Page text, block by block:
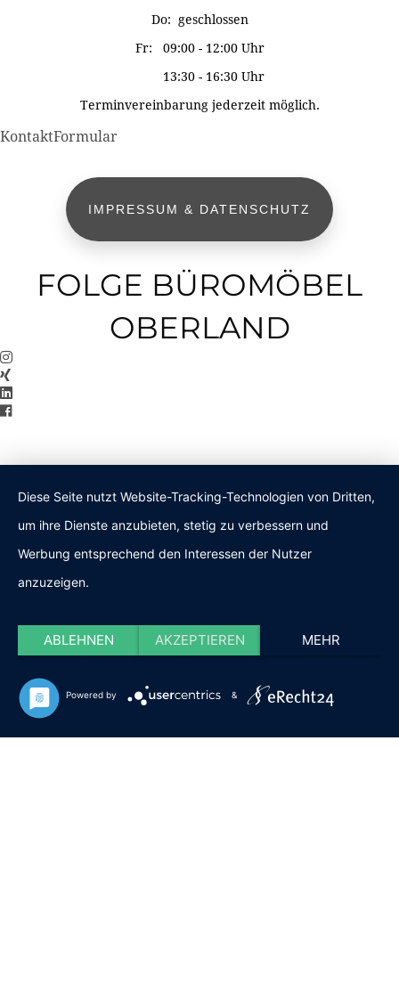
Do: geschlossen
Fr: 09:00 - 12:00 Uhr
13:30 - 16:30 Uhr
Terminvereinbarung jederzeit möglich.
KontaktFormular
IMPRESSUM & DATENSCHUTZ
FOLGE BÜROMÖBEL
OBERLAND
Diese Seite nutzt Website-Tracking-Technologien von Dritten,
um ihre Dienste anzubieten, stetig zu verbessern und
Werbung entsprechend den Interessen der Nutzer
anzuzeigen.
ABLEHNEN AKZEPTIEREN MEHR
Powered by &